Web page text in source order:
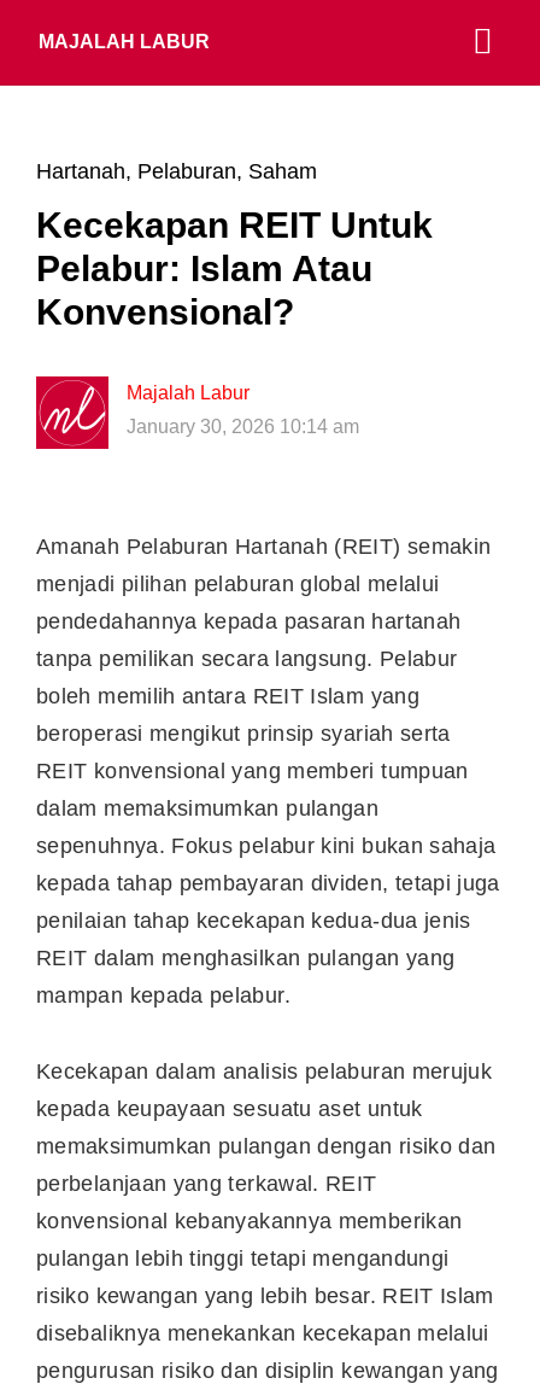
MAJALAH LABUR
Hartanah, Pelaburan, Saham
Kecekapan REIT Untuk
Pelabur: Islam Atau
Konvensional?
Majalah Labur
January 30, 2026 10:14 am
Amanah Pelaburan Hartanah (REIT) semakin
menjadi pilihan pelaburan global melalui
pendedahannya kepada pasaran hartanah
tanpa pemilikan secara langsung. Pelabur
boleh memilih antara REIT Islam yang
beroperasi mengikut prinsip syariah serta
REIT konvensional yang memberi tumpuan
dalam memaksimumkan pulangan
sepenuhnya. Fokus pelabur kini bukan sahaja
kepada tahap pembayaran dividen, tetapi juga
penilaian tahap kecekapan kedua-dua jenis
REIT dalam menghasilkan pulangan yang
mampan kepada pelabur.
Kecekapan dalam analisis pelaburan merujuk
kepada keupayaan sesuatu aset untuk
memaksimumkan pulangan dengan risiko dan
perbelanjaan yang terkawal. REIT
konvensional kebanyakannya memberikan
pulangan lebih tinggi tetapi mengandungi
risiko kewangan yang lebih besar. REIT Islam
disebaliknya menekankan kecekapan melalui
pengurusan risiko dan disiplin kewangan yang